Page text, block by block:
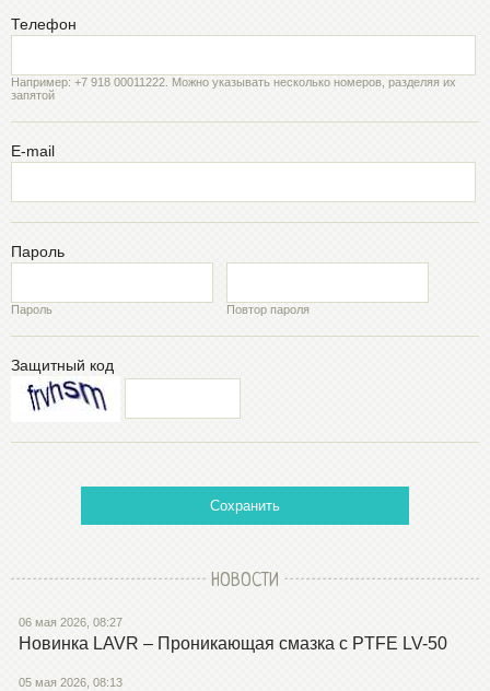
Телефон
Например: +7 918 00011222. Можно указывать несколько номеров, разделяя их
запятой
E-mail
Пароль
Пароль Повтор пароля
Защитный код
Сохранить
НОВОСТИ
06 мая 2026, 08:27
Новинка LAVR – Проникающая смазка с PTFE LV-50
05 мая 2026, 08:13